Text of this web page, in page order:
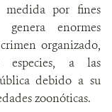
medida por fines
enormes
organizado,
especies, a las
debido a su
zoonóticas.